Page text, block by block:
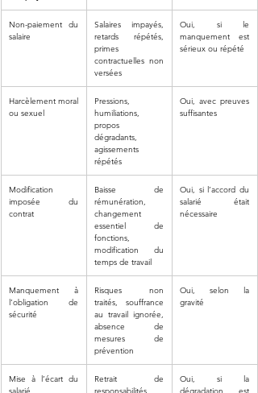
Non-paiement du
salaire
Salaires impayés,
retards répétés,
primes
contractuelles non
versées
Oui, si le
manquement est
sérieux ou répété
Harcèlement moral
ou sexuel
Pressions,
humiliations,
propos
dégradants,
agissements
répétés
Oui, avec preuves
suffisantes
Modification
imposée du
contrat
Baisse de
rémunération,
changement
essentiel de
fonctions,
modification du
temps de travail
Oui, si l’accord du
salarié était
nécessaire
Manquement à
l’obligation de
sécurité
Risques non
traités, souffrance
au travail ignorée,
absence de
mesures de
prévention
Oui, selon la
gravité
Mise à l’écart du
Retrait de
Oui, si la